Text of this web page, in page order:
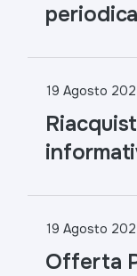
periodica
19 Agosto
19 Agosto
Offerta